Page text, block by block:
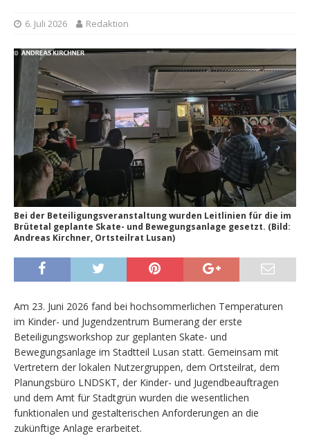
6. Juli 2026 Redaktion
Bei der Beteiligungsveranstaltung wurden Leitlinien für die im
Brütetal geplante Skate- und Bewegungsanlage gesetzt. (Bild:
Andreas Kirchner, Ortsteilrat Lusan)
Am 23. Juni 2026 fand bei hochsommerlichen Temperaturen
im Kinder- und Jugendzentrum Bumerang der erste
Beteiligungsworkshop zur geplanten Skate- und
Bewegungsanlage im Stadtteil Lusan statt. Gemeinsam mit
Vertretern der lokalen Nutzergruppen, dem Ortsteilrat, dem
Planungsbüro LNDSKT, der Kinder- und Jugendbeauftragen
und dem Amt für Stadtgrün wurden die wesentlichen
funktionalen und gestalterischen Anforderungen an die
zukünftige Anlage erarbeitet.